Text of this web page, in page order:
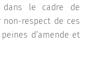
dans le cadre de
non-respect de ces
d’amende et